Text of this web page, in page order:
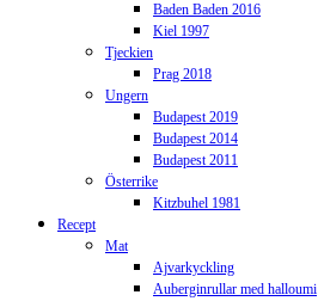
Baden Baden 2016
Kiel 1997
Tjeckien
Prag 2018
Ungern
Budapest 2019
Budapest 2014
Budapest 2011
Österrike
Kitzbuhel 1981
Recept
Mat
Ajvarkyckling
Auberginrullar med halloumi